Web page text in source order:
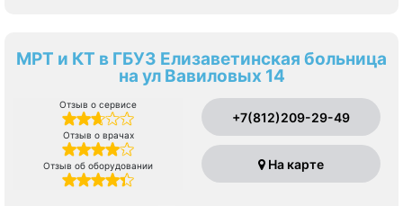
МРТ и КТ в ГБУЗ Елизаветинская больница
на ул Вавиловых 14
Отзыв о сервисе
Отзыв о врачах
Отзыв об оборудовании
+7(812)209-29-49
На карте